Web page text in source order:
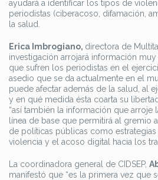
ayudará a identificar los tipos de
periodistas (ciberacoso, difamación,
la salud.
Erica Imbrogiano, directora de
investigación arrojará información
que sufren los periodistas en el
asedio que se da actualmente en el
puede afectar además de la salud, al
y en qué medida ésta coarta su
“así también la información que arroje
línea de base que permitirá al gremio
de políticas públicas como estrategias
violencia y el acoso digital hacia los
La coordinadora general de CIDSEP,
manifestó que “es la primera vez que